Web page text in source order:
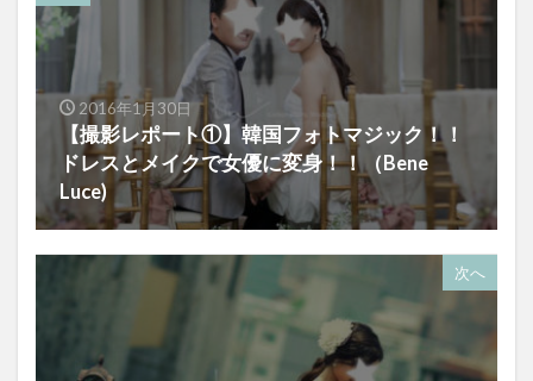
2016年1月30日
【撮影レポート①】韓国フォトマジック！！
ドレスとメイクで女優に変身！！（Bene
Luce)
次へ